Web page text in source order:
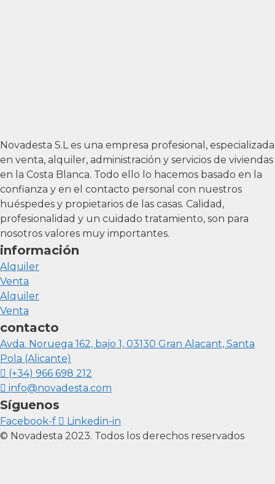
Novadesta S.L es una empresa profesional, especializada
en venta, alquiler, administración y servicios de viviendas
en la Costa Blanca. Todo ello lo hacemos basado en la
confianza y en el contacto personal con nuestros
huéspedes y propietarios de las casas. Calidad,
profesionalidad y un cuidado tratamiento, son para
nosotros valores muy importantes.
información
Alquiler
Venta
Alquiler
Venta
contacto
Avda. Noruega 162, bajo 1, 03130 Gran Alacant, Santa
Pola (Alicante)
(+34) 966 698 212
info@novadesta.com
Síguenos
Facebook-f
Linkedin-in
© Novadesta 2023. Todos los derechos reservados